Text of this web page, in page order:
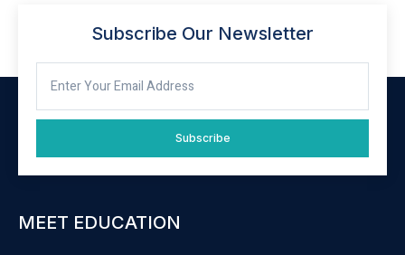
Subscribe Our Newsletter
Subscribe
MEET EDUCATION